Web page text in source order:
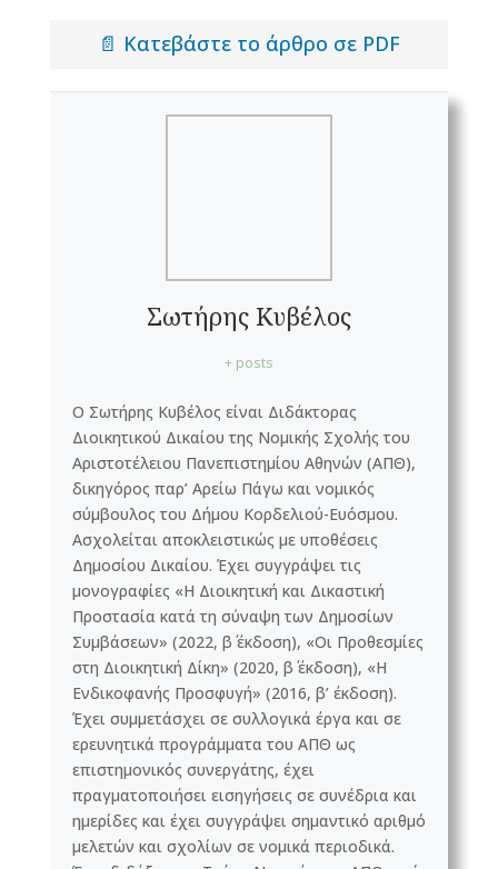
📄 Κατεβάστε το άρθρο σε PDF
Σωτήρης Κυβέλος
+ posts
Ο Σωτήρης Κυβέλος είναι Διδάκτορας
Διοικητικού Δικαίου της Νομικής Σχολής του
Αριστοτέλειου Πανεπιστημίου Αθηνών (ΑΠΘ),
δικηγόρος παρ’ Αρείω Πάγω και νομικός
σύμβουλος του Δήμου Κορδελιού-Ευόσμου.
Ασχολείται αποκλειστικώς με υποθέσεις
Δημοσίου Δικαίου. Έχει συγγράψει τις
μονογραφίες «Η Διοικητική και Δικαστική
Προστασία κατά τη σύναψη των Δημοσίων
Συμβάσεων» (2022, β΄ έκδοση), «Οι Προθεσμίες
στη Διοικητική Δίκη» (2020, β΄ έκδοση), «Η
Ενδικοφανής Προσφυγή» (2016, β’ έκδοση).
Έχει συμμετάσχει σε συλλογικά έργα και σε
ερευνητικά προγράμματα του ΑΠΘ ως
επιστημονικός συνεργάτης, έχει
πραγματοποιήσει εισηγήσεις σε συνέδρια και
ημερίδες και έχει συγγράψει σημαντικό αριθμό
μελετών και σχολίων σε νομικά περιοδικά.